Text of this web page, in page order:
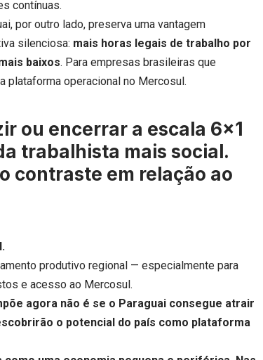
contínuas.
por outro lado, preserva uma vantagem
silenciosa: mais horas legais de trabalho por
baixos. Para empresas brasileiras que
plataforma operacional no Mercosul.
ou encerrar a escala 6×1
trabalhista mais social.
contraste em relação ao
produtivo regional — especialmente para
e acesso ao Mercosul.
agora não é se o Paraguai consegue atrair
o potencial do país como plataforma